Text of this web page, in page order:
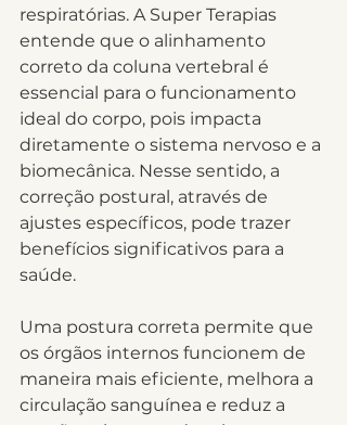
respiratórias. A Super Terapias
entende que o alinhamento
correto da coluna vertebral é
essencial para o funcionamento
ideal do corpo, pois impacta
diretamente o sistema nervoso e a
biomecânica. Nesse sentido, a
correção postural, através de
ajustes específicos, pode trazer
benefícios significativos para a
saúde.
Uma postura correta permite que
os órgãos internos funcionem de
maneira mais eficiente, melhora a
circulação sanguínea e reduz a